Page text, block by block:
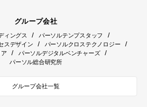
グループ会社
ィングス / パーソルテンプスタッフ /
スデザイン / パーソルクロステクノロジー /
/ パーソルデジタルベンチャーズ /
パーソル総合研究所
グループ会社一覧